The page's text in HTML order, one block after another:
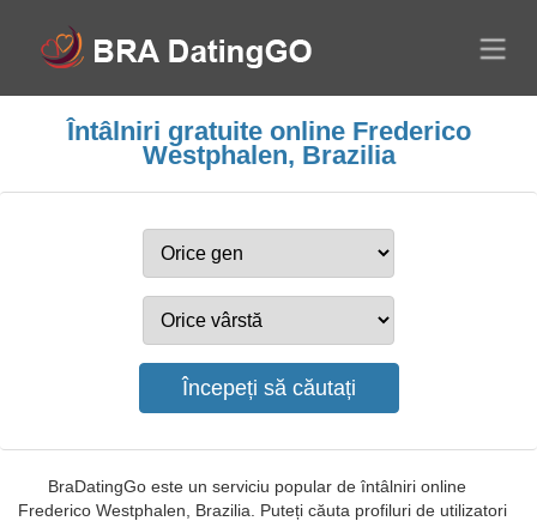
Întâlniri gratuite online Frederico
Westphalen, Brazilia
BraDatingGo este un serviciu popular de întâlniri online
Frederico Westphalen, Brazilia. Puteți căuta profiluri de utilizatori